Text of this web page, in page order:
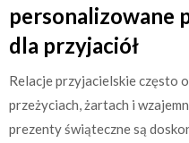
personalizowane
dla przyjaciół
Relacje przyjacielskie często
przeżyciach, żartach i
prezenty świąteczne są